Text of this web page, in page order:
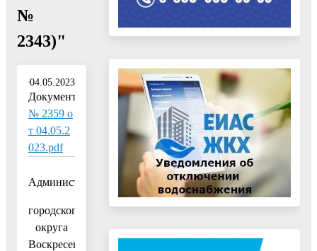
№
2343)"
04.05.2023
Документ:
№ 2359 о
т 04.05.2
023.pdf
Администрация
городского
округа
Воскресенск